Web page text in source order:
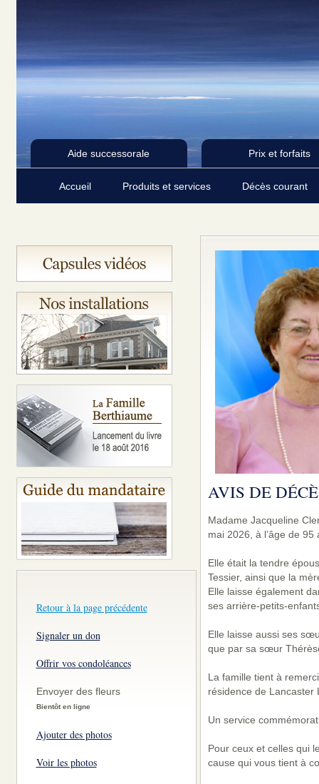
Aide successorale Prix et forfaits
Accueil Produits et services Décès courant
Retour à la page précédente
Signaler un don
Offrir vos condoléances
Envoyer des fleurs
Bientôt en ligne
Ajouter des photos
Voir les photos
AVIS DE
Madame Jacqueline
mai 2026, à l’âge de 95
Elle était la tendre
Tessier, ainsi que la
Elle laisse également
ses arrière-petits-
Elle laisse aussi ses
que par sa sœur
La famille tient à
résidence de Lancaster
Un service
Pour ceux et celles qui
cause qui vous tient à